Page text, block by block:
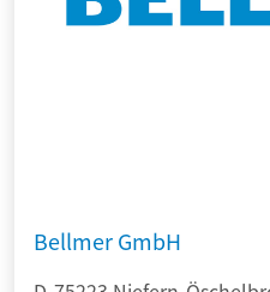
Bellmer GmbH